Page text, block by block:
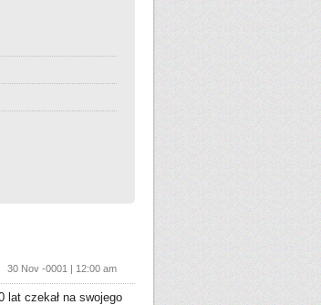
30 Nov -0001 | 12:00 am
lat czekał na swojego